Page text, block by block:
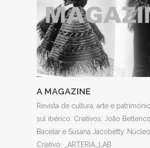
A MAGAZINE
Revista de cultura, arte e
sul ibérico. Criativos: João
Bacelar e Susana Jacobetty. Núcleo
Criativo: _ARTERIA_LAB